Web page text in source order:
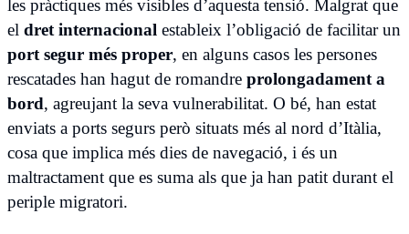
les pràctiques més visibles d’aquesta tensió. Malgrat que
el dret internacional estableix l’obligació de facilitar un
port segur més proper, en alguns casos les persones
rescatades han hagut de romandre prolongadament a
bord, agreujant la seva vulnerabilitat. O bé, han estat
enviats a ports segurs però situats més al nord d’Itàlia,
cosa que implica més dies de navegació, i és un
maltractament que es suma als que ja han patit durant el
periple migratori.